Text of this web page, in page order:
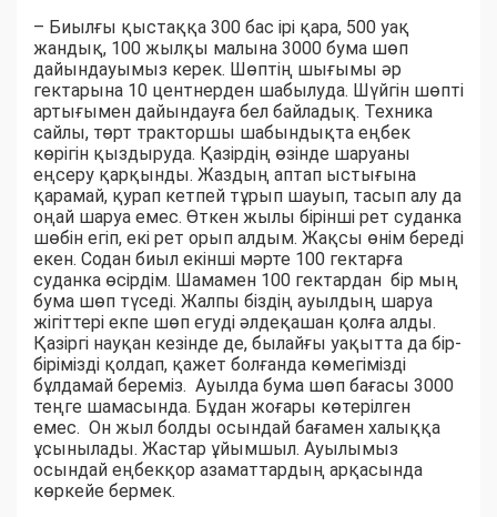
– Биылғы қыстаққа 300 бас ірі қара, 500 уақ
жандық, 100 жылқы малына 3000 бума шөп
дайындауымыз керек. Шөптің шығымы әр
гектарына 10 центнерден шабылуда. Шүйгін шөпті
артығымен дайындауға бел байладық. Техника
сайлы, төрт тракторшы шабындықта еңбек
көрігін қыздыруда. Қазірдің өзінде шаруаны
еңсеру қарқынды. Жаздың аптап ыстығына
қарамай, қурап кетпей тұрып шауып, тасып алу да
оңай шаруа емес. Өткен жылы бірінші рет суданка
шөбін егіп, екі рет орып алдым. Жақсы өнім береді
екен. Содан биыл екінші мәрте 100 гектарға
суданка өсірдім. Шамамен 100 гектардан бір мың
бума шөп түседі. Жалпы біздің ауылдың шаруа
жігіттері екпе шөп егуді әлдеқашан қолға алды.
Қазіргі науқан кезінде де, былайғы уақытта да бір-
бірімізді қолдап, қажет болғанда көмегімізді
бұлдамай береміз. Ауылда бума шөп бағасы 3000
теңге шамасында. Бұдан жоғары көтерілген
емес. Он жыл болды осындай бағамен халыққа
ұсынылады. Жастар ұйымшыл. Ауылымыз
осындай еңбекқор азаматтардың арқасында
көркейе бермек.